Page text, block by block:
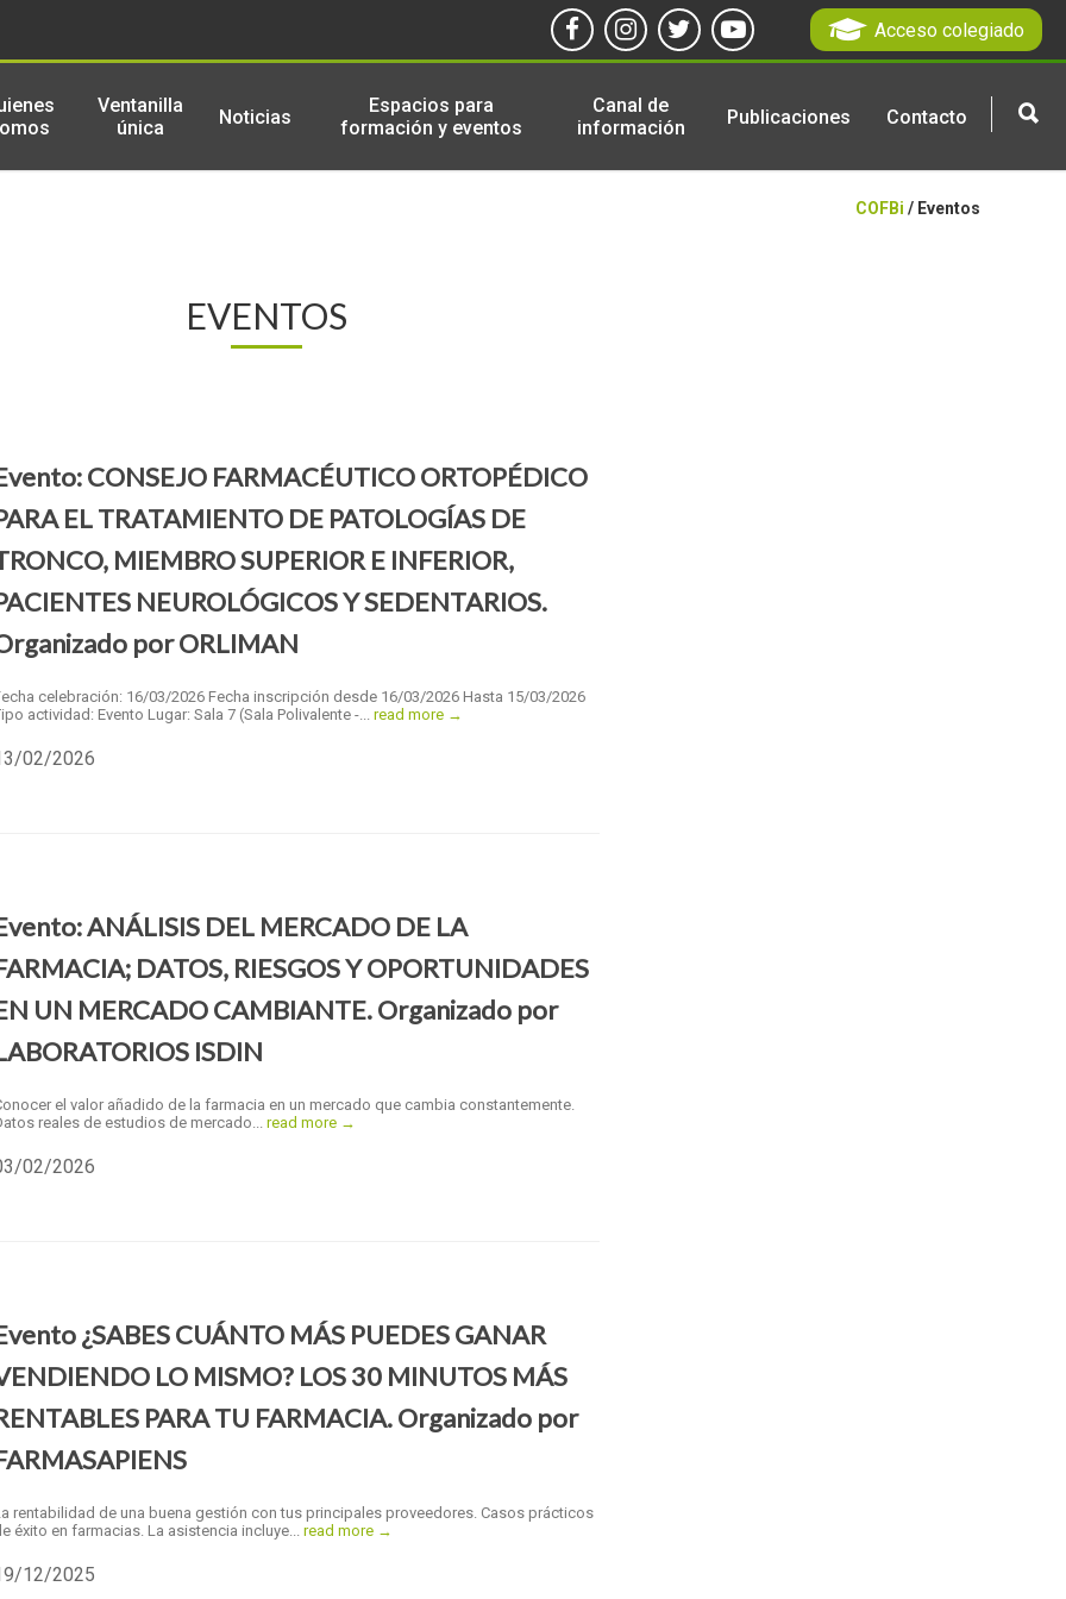
Acceso colegiado
Ventanilla
única
Noticias
Espacios para
formación y eventos
Canal de
información
Publicaciones Contacto
COFBi / Eventos
EVENTOS
CONSEJO FARMACÉUTICO ORTOPÉDICO
EL TRATAMIENTO DE PATOLOGÍAS DE
MIEMBRO SUPERIOR E INFERIOR,
NEUROLÓGICOS Y SEDENTARIOS.
por ORLIMAN
celebración: 16/03/2026 Fecha inscripción desde 16/03/2026 Hasta 15/03/2026
actividad: Evento Lugar: Sala 7 (Sala Polivalente -... read more →
02/2026
ANÁLISIS DEL MERCADO DE LA
DATOS, RIESGOS Y OPORTUNIDADES
UN MERCADO CAMBIANTE. Organizado por
ISDIN
el valor añadido de la farmacia en un mercado que cambia constantemente.
reales de estudios de mercado... read more →
02/2026
¿SABES CUÁNTO MÁS PUEDES GANAR
LO MISMO? LOS 30 MINUTOS MÁS
PARA TU FARMACIA. Organizado por
rentabilidad de una buena gestión con tus principales proveedores. Casos prácticos
éxito en farmacias. La asistencia incluye... read more →
12/2025